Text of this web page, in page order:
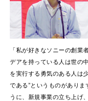
「私が好きなソニーの創業
デアを持っている人は世の
を実行する勇気のある人は
である”というものがあり
うに、新規事業の立ち上げ